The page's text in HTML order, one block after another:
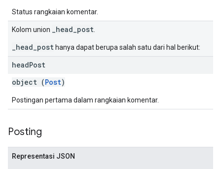
Status rangkaian komentar.
Kolom union _head_post
_head_post hanya dapat berupa salah satu dari hal berikut:
headPost
object (Post)
Postingan pertama dalam rangkaian komentar.
Posting
Representasi JSON